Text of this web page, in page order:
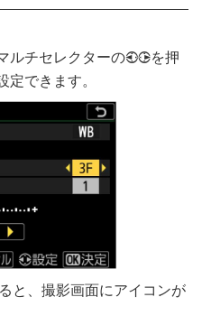
ルチセレクターの42を押
できます。
と、撮影画面にアイコンが